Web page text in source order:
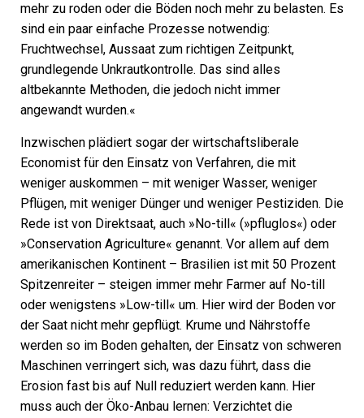
mehr zu roden oder die Böden noch mehr zu belasten. Es
sind ein paar einfache Prozesse notwendig:
Fruchtwechsel, Aussaat zum richtigen Zeitpunkt,
grundlegende Unkrautkontrolle. Das sind alles
altbekannte Methoden, die jedoch nicht immer
angewandt wurden.«
Inzwischen plädiert sogar der wirtschaftsliberale
Economist für den Einsatz von Verfahren, die mit
weniger auskommen – mit weniger Wasser, weniger
Pflügen, mit weniger Dünger und weniger Pestiziden. Die
Rede ist von Direktsaat, auch »No-till« (»pfluglos«) oder
»Conservation Agriculture« genannt. Vor allem auf dem
amerikanischen Kontinent – Brasilien ist mit 50 Prozent
Spitzenreiter – steigen immer mehr Farmer auf No-till
oder wenigstens »Low-till« um. Hier wird der Boden vor
der Saat nicht mehr gepflügt. Krume und Nährstoffe
werden so im Boden gehalten, der Einsatz von schweren
Maschinen verringert sich, was dazu führt, dass die
Erosion fast bis auf Null reduziert werden kann. Hier
muss auch der Öko-Anbau lernen: Verzichtet die